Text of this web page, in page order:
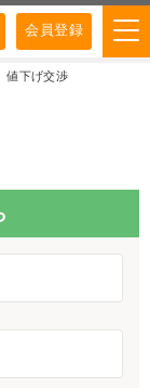
会員登録
値下げ交渉